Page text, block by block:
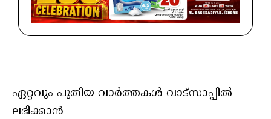
ഏറ്റവും പുതിയ വാർത്തകൾ വാട്സാപ്പിൽ
ലഭിക്കാൻ